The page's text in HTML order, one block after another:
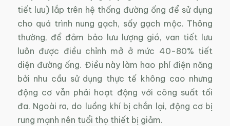
tiết lưu) lắp trên hệ thống đường ống để sử dụng
cho quá trình nung gạch, sấy gạch mộc. Thông
thường, để đảm bảo lưu lượng gió, van tiết lưu
luôn được điều chỉnh mở ở mức 40-80% tiết
diện đường ống. Điều này làm hao phí điện năng
bởi nhu cầu sử dụng thực tế không cao nhưng
động cơ vẫn phải hoạt động với công suất tối
đa. Ngoài ra, do luồng khí bị chắn lại, động cơ bị
rung mạnh nên tuổi thọ thiết bị giảm.